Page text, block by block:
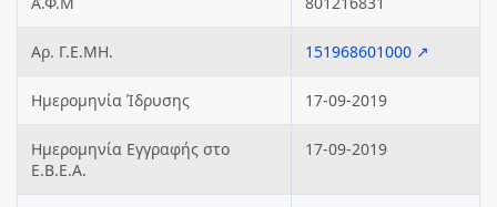
Αρ. Γ.Ε.ΜΗ. 151968601000 ↗
Ημερομηνία Ίδρυσης 17-09-2019
Ημερομηνία Εγγραφής στο
Ε.Β.Ε.Α.
17-09-2019